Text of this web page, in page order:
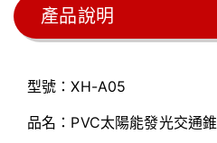
產品說明
型號：XH-A05
品名：PVC太陽能發光交通錐